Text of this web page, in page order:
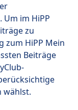
Um im HiPP
zu
zum HiPP Mein
Beiträge
wählst.